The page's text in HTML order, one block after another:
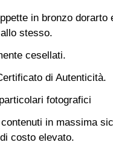
in bronzo dorarto
stesso.
cesellati.
di Autenticità.
fotografici
in massima
costo elevato.